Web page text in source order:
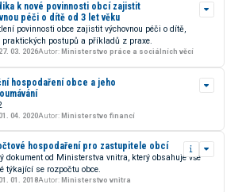
k nové povinnosti obcí zajistit
péči o dítě od 3 let věku
povinnosti obce zajistit výchovnou péči o dítě,
praktických postupů a příkladů z praxe.
27. 03. 2026Autor: Ministerstvo práce a sociálních věcí
hospodaření obce a jeho
04. 2020Autor: Ministerstvo financí
hospodaření pro zastupitele obcí
dokument od Ministerstva vnitra, který obsahuje vše
týkající se rozpočtu obce.
01. 2018Autor: Ministerstvo vnitra